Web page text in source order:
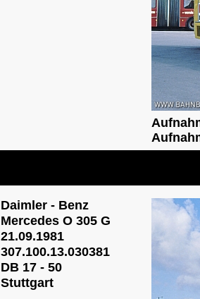
Daimler - Benz
Mercedes O 305 G
21.09.1981
307.100.13.030381
DB 17 - 50
Stuttgart